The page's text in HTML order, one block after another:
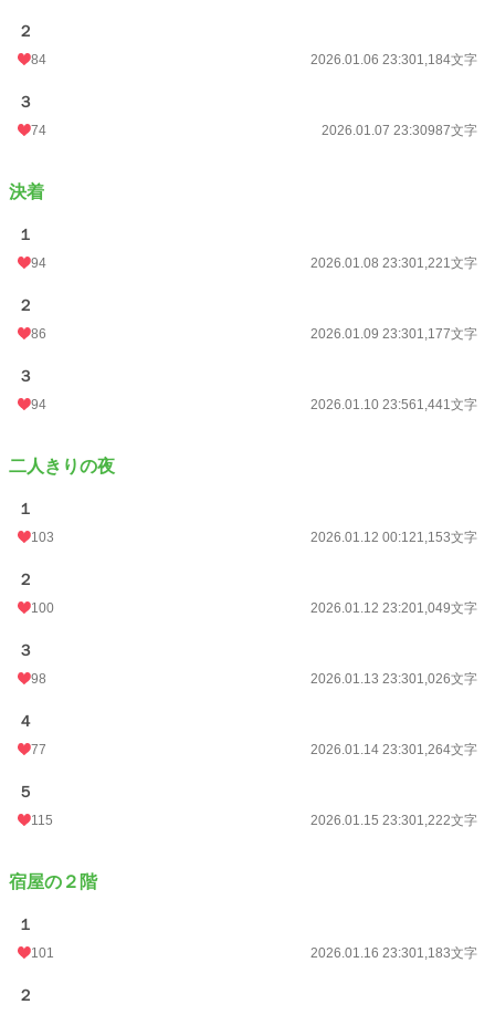
２
84 2026.01.06 23:301,184文字
３
74 2026.01.07 23:30987文字
決着
１
94 2026.01.08 23:301,221文字
２
86 2026.01.09 23:301,177文字
３
94 2026.01.10 23:561,441文字
二人きりの夜
１
103 2026.01.12 00:121,153文字
２
100 2026.01.12 23:201,049文字
３
98 2026.01.13 23:301,026文字
４
77 2026.01.14 23:301,264文字
５
115 2026.01.15 23:301,222文字
宿屋の２階
１
101 2026.01.16 23:301,183文字
２